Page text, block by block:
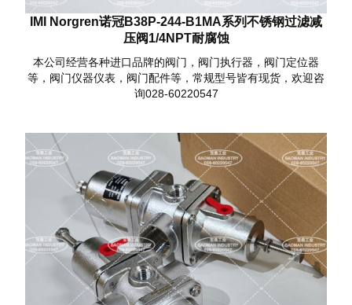
IMI Norgren诺冠B38P-244-B1MA系列不锈钢过滤减
压阀1/4NPT耐腐蚀
本公司经营各种进口品牌的阀门，阀门执行器，阀门定位器
等，阀门仪器仪表，阀门配件等，常规型号皆有现货，欢迎咨
询028-60220547